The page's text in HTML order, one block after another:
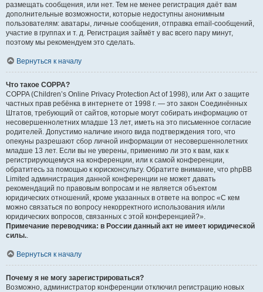
размещать сообщения, или нет. Тем не менее регистрация даёт вам
дополнительные возможности, которые недоступны анонимным
пользователям: аватары, личные сообщения, отправка email-сообщений,
участие в группах и т. д. Регистрация займёт у вас всего пару минут,
поэтому мы рекомендуем это сделать.
Вернуться к началу
Что такое COPPA?
COPPA (Children’s Online Privacy Protection Act of 1998), или Акт о защите
частных прав ребёнка в интернете от 1998 г. — это закон Соединённых
Штатов, требующий от сайтов, которые могут собирать информацию от
несовершеннолетних младше 13 лет, иметь на это письменное согласие
родителей. Допустимо наличие иного вида подтверждения того, что
опекуны разрешают сбор личной информации от несовершеннолетних
младше 13 лет. Если вы не уверены, применимо ли это к вам, как к
регистрирующемуся на конференции, или к самой конференции,
обратитесь за помощью к юрисконсульту. Обратите внимание, что phpBB
Limited администрация данной конференции не может давать
рекомендаций по правовым вопросам и не является объектом
юридических отношений, кроме указанных в ответе на вопрос «С кем
можно связаться по вопросу некорректного использования и/или
юридических вопросов, связанных с этой конференцией?».
Примечание переводчика: в России данный акт не имеет юридической
силы..
Вернуться к началу
Почему я не могу зарегистрироваться?
Возможно, администратор конференции отключил регистрацию новых